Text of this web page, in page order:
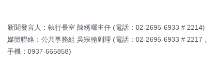
新聞發言人：執行長室 陳綉暉主任 (電話：02-2695-6933 # 2214)
媒體聯絡：公共事務組 吳宗翰副理 (電話：02-2695-6933 # 2217，
手機：0937-665858)